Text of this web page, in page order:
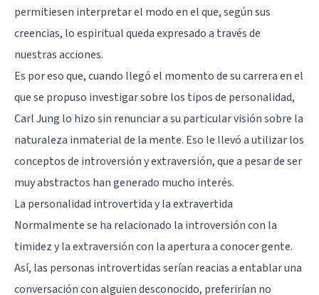
permitiesen interpretar el modo en el que, según sus
creencias, lo espiritual queda expresado a través de
nuestras acciones.
Es por eso que, cuando llegó el momento de su carrera en el
que se propuso investigar sobre los tipos de personalidad,
Carl Jung lo hizo sin renunciar a su particular visión sobre la
naturaleza inmaterial de la mente. Eso le llevó a utilizarlos
conceptos de introversión y extraversión, que a pesar de ser
muy abstractos han generado mucho interés.
La personalidad introvertida y la extravertida
Normalmentese ha relacionado la introversión con la
timidez y la extraversión con la apertura a conocer gente.
Así, las personas introvertidas serían reacias a entablar una
conversación con alguien desconocido, preferirían no